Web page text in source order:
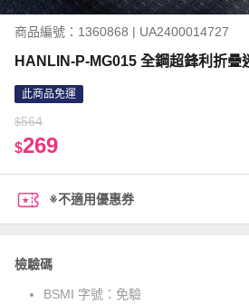
商品編號：1360868 | UA2400014727
HANLIN-P-MG015 全鋼超鋒利折疊
此商品免運
$564
$269
※不適用優惠券
檢驗碼
BSMI 字號： 免驗